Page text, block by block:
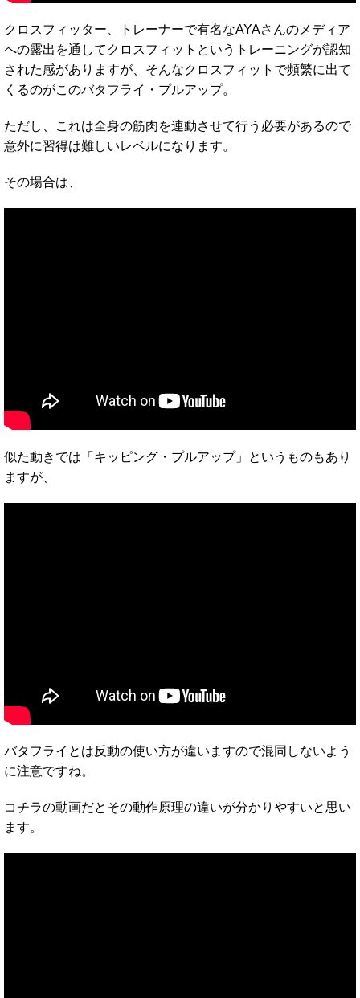
クロスフィッター、トレーナーで有名なAYAさんのメディア
への露出を通してクロスフィットというトレーニングが認知
された感がありますが、そんなクロスフィットで頻繁に出て
くるのがこのバタフライ・プルアップ。
ただし、これは全身の筋肉を連動させて行う必要があるので
意外に習得は難しいレベルになります。
その場合は、
似た動きでは「キッピング・プルアップ」というものもあり
ますが、
バタフライとは反動の使い方が違いますので混同しないよう
に注意ですね。
コチラの動画だとその動作原理の違いが分かりやすいと思い
ます。